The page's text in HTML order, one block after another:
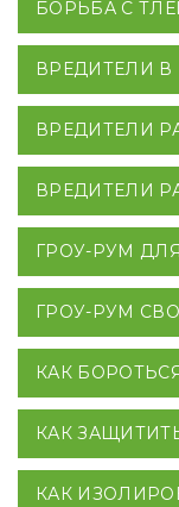
БОРЬБА С
ВРЕДИТЕЛИ В
ВРЕДИТЕЛИ
ВРЕДИТЕЛИ
ГРОУ-РУМ
ГРОУ-РУМ
КАК
КАК
КАК